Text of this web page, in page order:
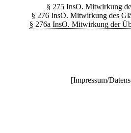
§ 275 InsO. Mitwirkung
§ 276 InsO. Mitwirkung des
§ 276a InsO. Mitwirkung der
[Impressum/